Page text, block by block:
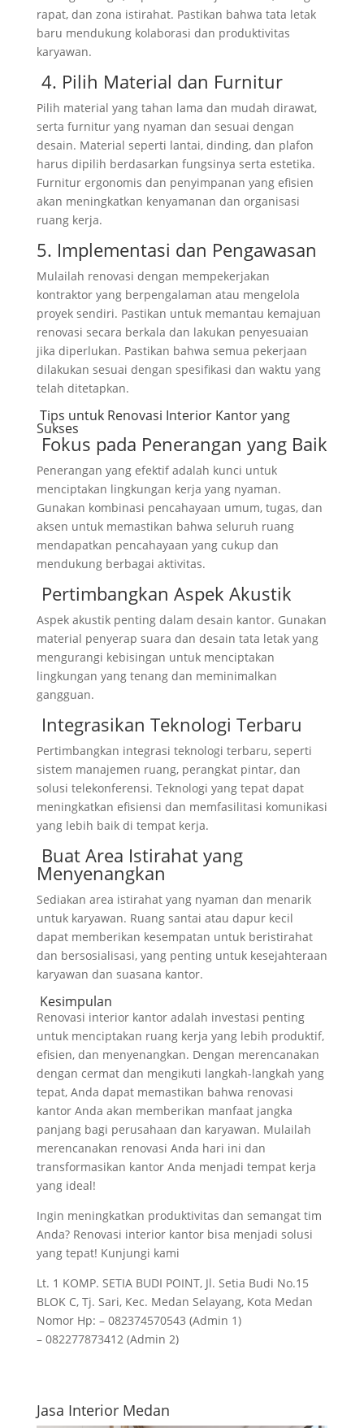
rapat, dan zona istirahat. Pastikan bahwa tata letak
baru mendukung kolaborasi dan produktivitas
karyawan.
4. Pilih Material dan Furnitur
Pilih material yang tahan lama dan mudah dirawat,
serta furnitur yang nyaman dan sesuai dengan
desain. Material seperti lantai, dinding, dan plafon
harus dipilih berdasarkan fungsinya serta estetika.
Furnitur ergonomis dan penyimpanan yang efisien
akan meningkatkan kenyamanan dan organisasi
ruang kerja.
5. Implementasi dan Pengawasan
Mulailah renovasi dengan mempekerjakan
kontraktor yang berpengalaman atau mengelola
proyek sendiri. Pastikan untuk memantau kemajuan
renovasi secara berkala dan lakukan penyesuaian
jika diperlukan. Pastikan bahwa semua pekerjaan
dilakukan sesuai dengan spesifikasi dan waktu yang
telah ditetapkan.
Tips untuk Renovasi Interior Kantor yang
Sukses
Fokus pada Penerangan yang Baik
Penerangan yang efektif adalah kunci untuk
menciptakan lingkungan kerja yang nyaman.
Gunakan kombinasi pencahayaan umum, tugas, dan
aksen untuk memastikan bahwa seluruh ruang
mendapatkan pencahayaan yang cukup dan
mendukung berbagai aktivitas.
Pertimbangkan Aspek Akustik
Aspek akustik penting dalam desain kantor. Gunakan
material penyerap suara dan desain tata letak yang
mengurangi kebisingan untuk menciptakan
lingkungan yang tenang dan meminimalkan
gangguan.
Integrasikan Teknologi Terbaru
Pertimbangkan integrasi teknologi terbaru, seperti
sistem manajemen ruang, perangkat pintar, dan
solusi telekonferensi. Teknologi yang tepat dapat
meningkatkan efisiensi dan memfasilitasi komunikasi
yang lebih baik di tempat kerja.
Buat Area Istirahat yang
Menyenangkan
Sediakan area istirahat yang nyaman dan menarik
untuk karyawan. Ruang santai atau dapur kecil
dapat memberikan kesempatan untuk beristirahat
dan bersosialisasi, yang penting untuk kesejahteraan
karyawan dan suasana kantor.
Kesimpulan
Renovasi interior kantor adalah investasi penting
untuk menciptakan ruang kerja yang lebih produktif,
efisien, dan menyenangkan. Dengan merencanakan
dengan cermat dan mengikuti langkah-langkah yang
tepat, Anda dapat memastikan bahwa renovasi
kantor Anda akan memberikan manfaat jangka
panjang bagi perusahaan dan karyawan. Mulailah
merencanakan renovasi Anda hari ini dan
transformasikan kantor Anda menjadi tempat kerja
yang ideal!
Ingin meningkatkan produktivitas dan semangat tim
Anda? Renovasi interior kantor bisa menjadi solusi
yang tepat! Kunjungi kami
Lt. 1 KOMP. SETIA BUDI POINT, Jl. Setia Budi No.15
BLOK C, Tj. Sari, Kec. Medan Selayang, Kota Medan
Nomor Hp: – 082374570543 (Admin 1)
– 082277873412 (Admin 2)
Jasa Interior Medan